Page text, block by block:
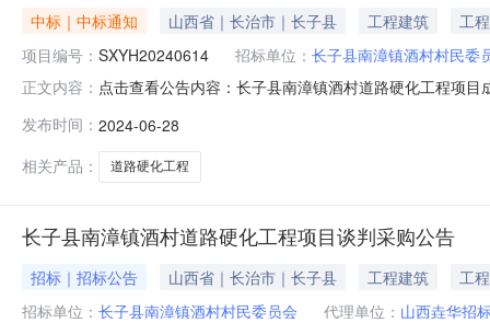
中标｜中标通知 山西省｜长治市｜长子县 工程建筑
工程
项目编号： SXYH20240614 招标单位： 长子县南漳镇酒村村民委
正文内容： 点击查看公告内容：长子县南漳镇酒村道路硬化工程项
公告内容提出询问，请按以下方式联系。招标人：长子
公司地址：
发布时间： 2024-06-28
相关产品：
道路硬化工程
长子县南漳镇酒村道路硬化工程项目谈判采购公告
招标｜招标公告 山西省｜长治市｜长子县 工程建筑
工程
招标单位： 长子县南漳镇酒村村民委员会 代理单位： 山西垚华招